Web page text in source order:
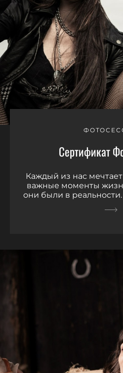
Сертификат
Каждый из нас
важные моменты
они были в